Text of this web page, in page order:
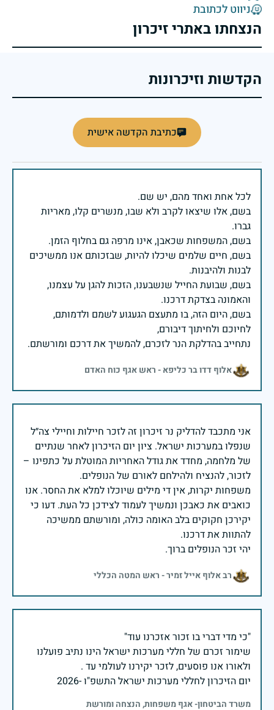
ניווט לכתובת
הנצחתו באתרי זיכרון
הקדשות וזיכרונות
כתיבת הקדשה אישית
בשם, אלו שיצאו לקרב ולא שבו, מנשרים קלו, מאריות
בשם, חיים שלמים שיכלו להיות, שבזכותם אנו ממשיכים
בשם, שבועת החייל שנשבענו, הזכות להגן על עצמנו,
בשם, היום הזה, בו מתעצם הגעגוע לשמם ולדמותם,
נתחייב בהדלקת הנר לזכרם, להמשיך את דרכם ומורשתם.
אלוף דדו בר כליפא - ראש אגף כוח האדם
אני מתכבד להדליק נר זיכרון זה לזכר חיילות וחיילי צה״ל
שנפלו במערכות ישראל. ציון יום הזיכרון לאחר שנתיים
של מלחמה, מחדד את גודל האחריות המוטלת על כתפינו –
משפחות יקרות, אין די מילים שיוכלו למלא את החסר. אנו
כואבים את כאבכן ונמשיך לעמוד לצידכן כל העת. דעו כי
יקירכן חקוקים בלב האומה כולה, ומורשתם ממשיכה
יהי זכר הנופלים ברוך.
רב אלוף אייל זמיר - ראש המטה הכללי
שימור זכרם של חללי מערכות ישראל הינו נתיב פועלנו
יום הזיכרון לחללי מערכות ישראל התשפ"ו -2026
משרד הביטחון- אגף משפחות, הנצחה ומורשת